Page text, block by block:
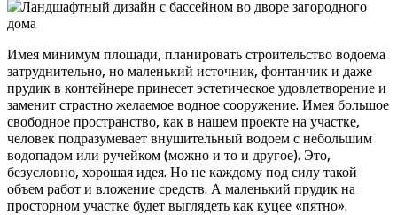
Имея минимум площади, планировать строительство водоема
затруднительно, но маленький источник, фонтанчик и даже
прудик в контейнере принесет эстетическое удовлетворение и
заменит страстно желаемое водное сооружение. Имея большое
свободное пространство, как в нашем проекте на участке,
человек подразумевает внушительный водоем с небольшим
водопадом или ручейком (можно и то и другое). Это,
безусловно, хорошая идея. Но не каждому под силу такой
объем работ и вложение средств. А маленький прудик на
просторном участке будет выглядеть как куцее «пятно».